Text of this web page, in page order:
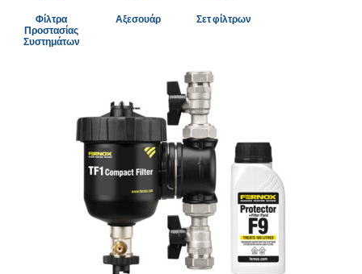
Φίλτρα
Προστασίας
Συστημάτων
Αξεσουάρ Σετ φίλτρων